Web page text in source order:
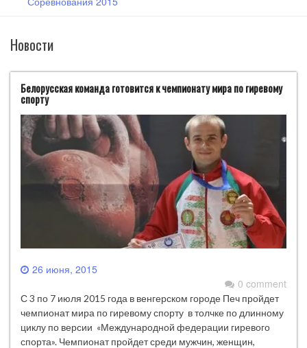
Новости
Белорусская команда готовится к чемпионату мира по гиревому
спорту
26 июня, 2015
0 comment
С 3 по 7 июля 2015 года в венгерском городе Печ пройдет
чемпионат мира по гиревому спорту в толчке по длинному
циклу по версии «Международной федерации гиревого
спорта». Чемпионат пройдет среди мужчин, женщин,